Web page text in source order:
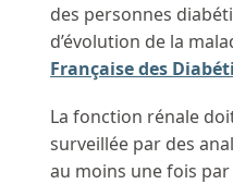
des personnes
d’évolution de la
Française des
La fonction rénale
surveillée par des
au moins une fois